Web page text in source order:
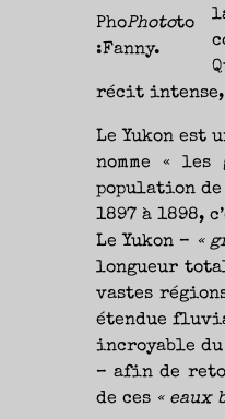
LITTÉRAIRE
NOUVEAUTÉS.
CHEMINS
PARLER
LIVRES,
D’AUTRES
HORIZONS.
PhoPhototo
:Fanny.
récit intense,
Le Yukon est
nomme «
population
1897 à 1898,
Le Yukon – «
longueur
vastes
étendue
incroyable du
– afin de
de ces « eaux